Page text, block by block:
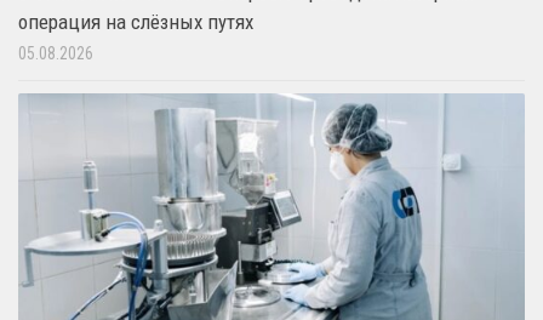
операция на слёзных путях
05.08.2026